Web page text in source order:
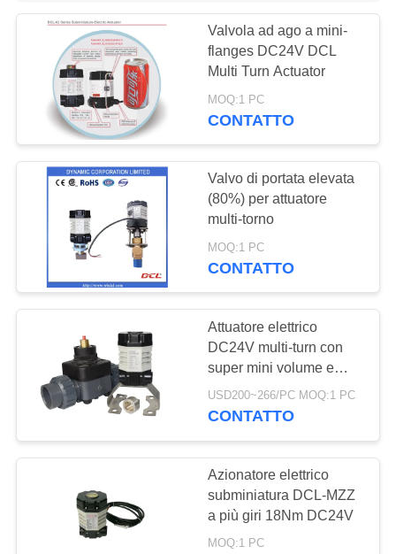
CONTATTICI
RICHIEDA
UNA
CITAZIONE
网
MAPPA
DEL
SITO
PRIVACY
POLICY
Attuatore elettrico
intelligente
Attuatore compatto
Attuatore elettrico
sicuro dal guasto
19
Valvola ad ago a mini-
flanges DC24V DCL
Multi Turn Actuator
MOQ:1 PC
CONTATTO
Valvo di portata elevata
(80%) per attuatore
multi-torno
MOQ:1 PC
CONTATTO
Attuatore elettrico
DC24V multi-turn con
super mini volume e
torque di 18Nm/5r/min
USD200~266/PC MOQ:1 PC
CONTATTO
Azionatore elettrico
subminiatura DCL-MZZ
a più giri 18Nm DC24V
MOQ:1 PC